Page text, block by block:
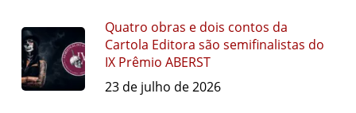
Quatro obras e dois contos da
Cartola Editora são semifinalistas do
IX Prêmio ABERST
23 de julho de 2026